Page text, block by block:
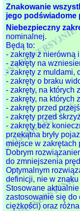
Znakowanie
jego podświadome
Niebezpieczny
nominalnej.
Będą to:
- zakręty z nierówną
- zakręty na
- zakręty z muldami,
- zakręty o braku
- zakręty, na których
- zakręty, na których
- zakręty przed
- zakręty przed
- zakręty bez
przekątna bryły
miejsce w zakrętach
Dobrym
do zmniejszenia
Optymalnym
definicji, nie w
Stosowane
zastosowanie się do
ciężkości) oraz